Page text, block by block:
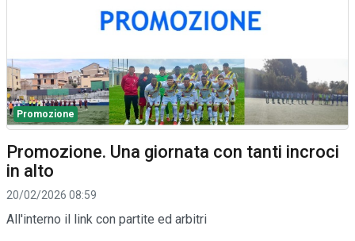
Promozione
Promozione. Una giornata con tanti incroci
in alto
20/02/2026 08:59
All'interno il link con partite ed arbitri